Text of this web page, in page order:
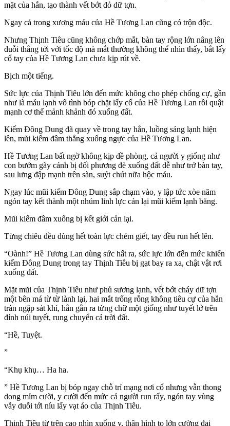
mặt của hắn, tạo thành vết bớt đỏ dữ tợn.
Ngay cả trong xương máu của Hề Tương Lan cũng có trộn độc.
Nhưng Thịnh Tiêu cũng không chớp mắt, bàn tay rộng lớn nâng lên
duỗi thẳng tới với tốc độ mà mắt thường không thể nhìn thấy, bắt lấy
cổ tay của Hề Tương Lan chưa kịp rút về.
Bịch một tiếng.
Sức lực của Thịnh Tiêu lớn đến mức không cho phép chống cự, gần
như là máu lạnh vô tình bóp chặt lấy cổ của Hề Tương Lan rồi quật
mạnh cơ thể mảnh khảnh đó xuống đất.
Kiếm Đông Dung đã quay về trong tay hắn, luồng sáng lạnh hiện
lên, mũi kiếm đâm thẳng xuống ngực của Hề Tương Lan.
Hề Tương Lan bất ngờ không kịp đề phòng, cả người y giống như
con bướm gãy cánh bị đối phương đè xuống đất dễ như trở bàn tay,
sau lưng đập mạnh trên sàn, suýt chút nữa hộc máu.
Ngay lúc mũi kiếm Đông Dung sắp chạm vào, y lập tức xòe năm
ngón tay kết thành một nhúm linh lực cản lại mũi kiếm lạnh băng.
Mũi kiếm đâm xuống bị kết giới cản lại.
Từng chiêu đều dùng hết toàn lực chém giết, tay đều run hết lên.
“Oành!” Hề Tương Lan dùng sức hất ra, sức lực lớn đến mức khiến
kiếm Đông Dung trong tay Thịnh Tiêu bị gạt bay ra xa, chật vật rơi
xuống đất.
Mặt mũi của Thịnh Tiêu như phủ sương lạnh, vết bớt cháy dữ tợn
một bên má từ từ lành lại, hai mắt trống rỗng không tiêu cự của hắn
tràn ngập sát khí, hắn gằn ra từng chữ một giống như tuyết lở trên
đỉnh núi tuyết, rung chuyển cả trời đất.
“Hề, Tuyệt.
”
“Khụ khụ… Ha ha.
” Hề Tương Lan bị bóp ngay chỗ trí mạng nơi cổ nhưng vẫn thong
dong mỉm cười, y cười đến mức cả người run rẩy, ngón tay vùng
vẫy duỗi tới níu lấy vạt áo của Thịnh Tiêu.
Thịnh Tiêu từ trên cao nhìn xuống y, thân hình to lớn cường đại